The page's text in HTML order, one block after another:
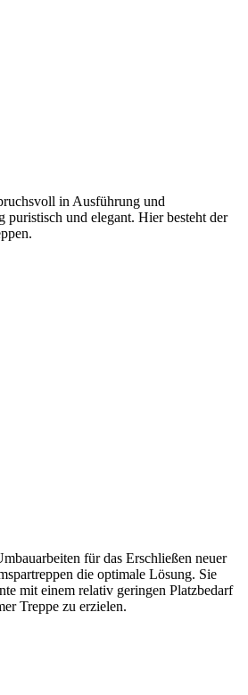
in Ausführung und
und elegant. Hier besteht der
für das Erschließen neuer
die optimale Lösung. Sie
mit einem relativ geringen Platzbedarf
Treppe zu erzielen.